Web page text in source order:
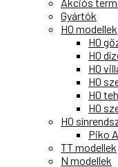
Gyártók
H0 modellek
H0
H0
H0
H0
H0
H0
H0
Piko
TT modellek
N modellek